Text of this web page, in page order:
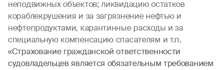
неподвижных объектов; ликвидацию остатков
кораблекрушения и за загрязнение нефтью и
нефтепродуктами, карантинные расходы и за
специальную компенсацию спасателям и т.п.
«Страхование гражданской ответственности
судовладельцев является обязательным требованием